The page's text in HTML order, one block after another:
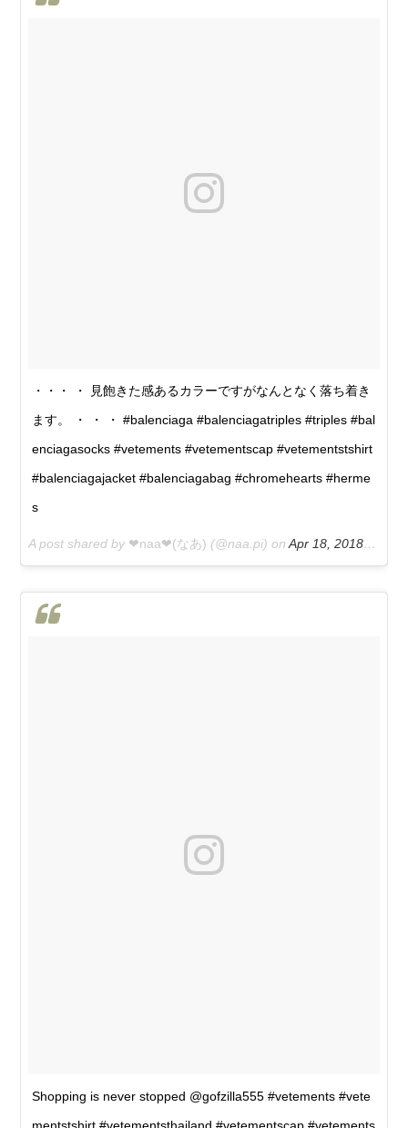
・・・ ・ 見飽きた感あるカラーですがなんとなく落ち着き
ます。 ・ ・ ・ #balenciaga #balenciagatriples #triples #bal
enciagasocks #vetements #vetementscap #vetementstshirt
#balenciagajacket #balenciagabag #chromehearts #herme
s
A post shared by ❤︎naa❤︎(なあ) (@naa.pi) onApr 18, 2018 at 4:46am PDT
Shopping is never stopped @gofzilla555 #vetements #vete